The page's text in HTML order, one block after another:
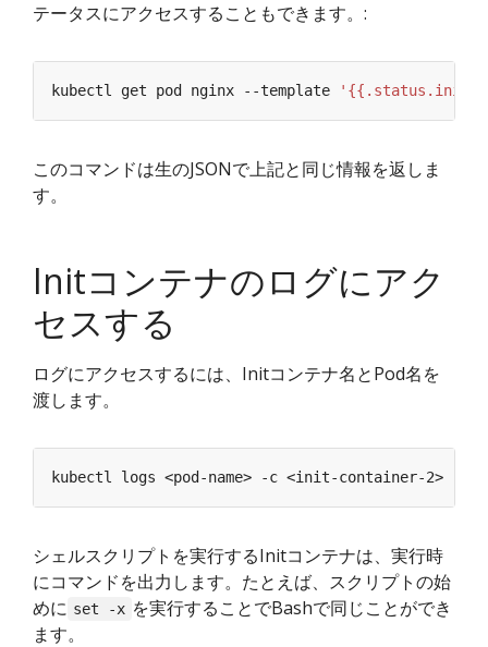
テータスにアクセスすることもできます。:
kubectl get pod nginx --template
このコマンドは生のJSONで上記と同じ情報を返しま
す。
Initコンテナのログにアク
セスする
ログにアクセスするには、Initコンテナ名とPod名を
渡します。
シェルスクリプトを実行するInitコンテナは、実行時
にコマンドを出力します。たとえば、スクリプトの始
めに set -x を実行することでBashで同じことができ
ます。